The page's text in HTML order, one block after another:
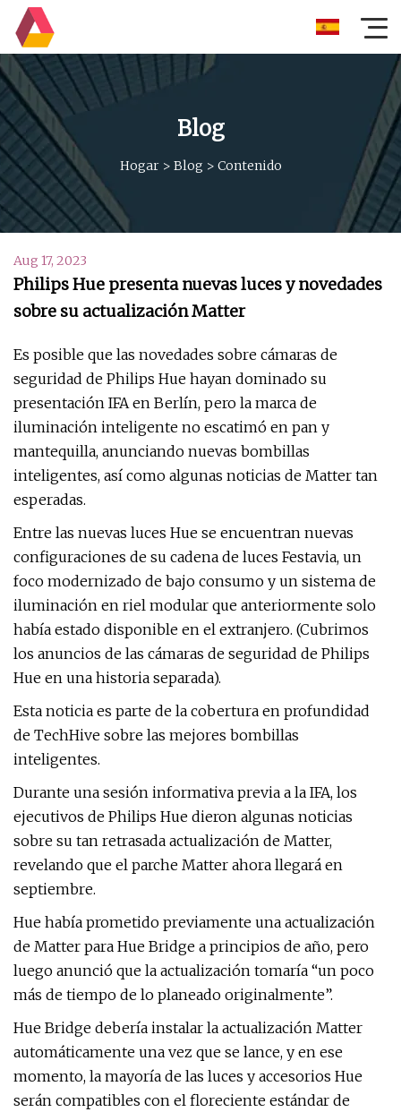
Blog
Hogar> Blog > Contenido
Aug 17, 2023
Philips Hue presenta nuevas luces y novedades
sobre su actualización Matter
Es posible que las novedades sobre cámaras de
seguridad de Philips Hue hayan dominado su
presentación IFA en Berlín, pero la marca de
iluminación inteligente no escatimó en pan y
mantequilla, anunciando nuevas bombillas
inteligentes, así como algunas noticias de Matter tan
esperadas.
Entre las nuevas luces Hue se encuentran nuevas
configuraciones de su cadena de luces Festavia, un
foco modernizado de bajo consumo y un sistema de
iluminación en riel modular que anteriormente solo
había estado disponible en el extranjero. (Cubrimos
los anuncios de las cámaras de seguridad de Philips
Hue en una historia separada).
Esta noticia es parte de la cobertura en profundidad
de TechHive sobre las mejores bombillas
inteligentes.
Durante una sesión informativa previa a la IFA, los
ejecutivos de Philips Hue dieron algunas noticias
sobre su tan retrasada actualización de Matter,
revelando que el parche Matter ahora llegará en
septiembre.
Hue había prometido previamente una actualización
de Matter para Hue Bridge a principios de año, pero
luego anunció que la actualización tomaría “un poco
más de tiempo de lo planeado originalmente”.
Hue Bridge debería instalar la actualización Matter
automáticamente una vez que se lance, y en ese
momento, la mayoría de las luces y accesorios Hue
serán compatibles con el floreciente estándar de